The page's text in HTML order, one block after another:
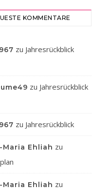
KOMMENTARE
zu Jahresrückblick
zu Jahresrückblick
zu Jahresrückblick
Maria Ehliah zu
Maria Ehliah zu